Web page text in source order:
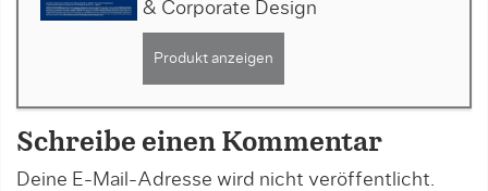
& Corporate Design
Produkt anzeigen
Schreibe einen Kommentar
Deine E-Mail-Adresse wird nicht veröffentlicht.